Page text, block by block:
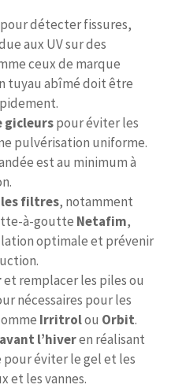
pour détecter fissures,
aux UV sur des
ceux de marque
tuyau abîmé doit être
gicleurspour éviter les
pulvérisation uniforme.
est au minimum à
filtres, notamment
à-goutte Netafim,
optimale et prévenir
et remplacer les piles ou
nécessaires pour les
Irritrolou Orbit.
l’hiveren réalisant
éviter le gel et les
et les vannes.